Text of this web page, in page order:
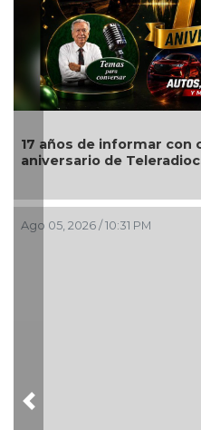
Quitan fuero a
Ago 05, 2026 / 8:05 PM
Previous